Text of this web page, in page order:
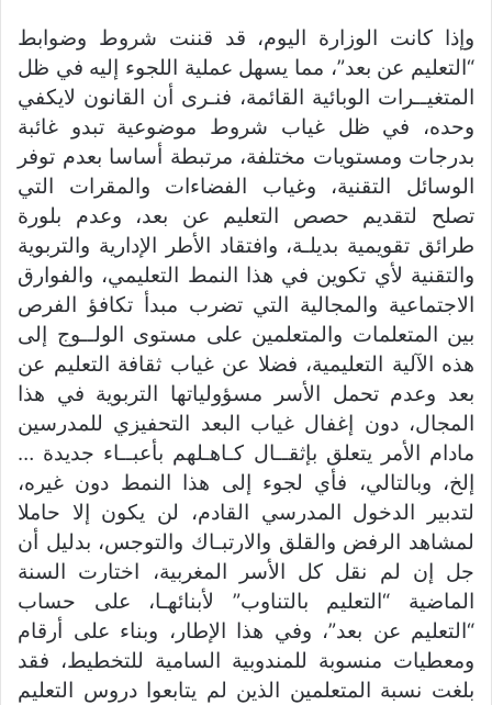
وإذا كانت الوزارة اليوم، قد قننت شروط وضوابط
“التعليم عن بعد”، مما يسهل عملية اللجوء إليه في ظل
المتغيــرات الوبائية القائمة، فنـرى أن القانون لايكفي
وحده، في ظل غياب شروط موضوعية تبدو غائبة
بدرجات ومستويات مختلفة، مرتبطة أساسا بعدم توفر
الوسائل التقنية، وغياب الفضاءات والمقرات التي
تصلح لتقديم حصص التعليم عن بعد، وعدم بلورة
طرائق تقويمية بديلـة، وافتقاد الأطر الإدارية والتربوية
والتقنية لأي تكوين في هذا النمط التعليمي، والفوارق
الاجتماعية والمجالية التي تضرب مبدأ تكافؤ الفرص
بين المتعلمات والمتعلمين على مستوى الولــوج إلى
هذه الآلية التعليمية، فضلا عن غياب ثقافة التعليم عن
بعد وعدم تحمل الأسر مسؤولياتها التربوية في هذا
المجال، دون إغفال غياب البعد التحفيزي للمدرسين
مادام الأمر يتعلق بإثقــال كـاهـلهم بأعبــاء جديدة …
إلخ، وبالتالي، فأي لجوء إلى هذا النمط دون غيره،
لتدبير الدخول المدرسي القادم، لن يكون إلا حاملا
لمشاهد الرفض والقلق والارتبـاك والتوجس، بدليل أن
جل إن لم نقل كل الأسر المغربية، اختارت السنة
الماضية “التعليم بالتناوب” لأبنائهـا، على حساب
“التعليم عن بعد”، وفي هذا الإطار، وبناء على أرقام
ومعطيات منسوبة للمندوبية السامية للتخطيط، فقد
بلغت نسبة المتعلمين الذين لم يتابعوا دروس التعليم